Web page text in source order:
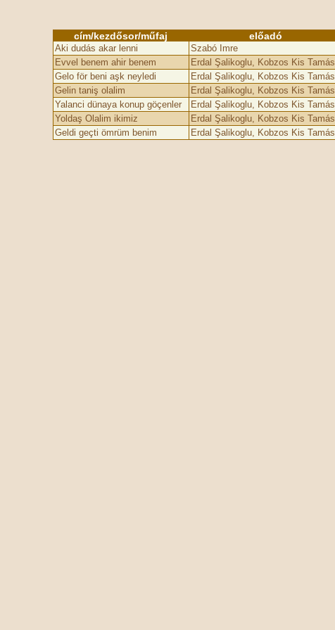
cím/kezdősor/műfaj előadó
Aki dudás akar lenni Szabó Imre
Evvel benem ahir benem
Erdal Şalikoglu, Kobzos Kis Tamás
Gelo för beni aşk neyledi
Erdal Şalikoglu, Kobzos Kis Tamás
Gelin taniş olalim
Erdal Şalikoglu, Kobzos Kis Tamás
Yalanci dünaya konup göçenler
Erdal Şalikoglu, Kobzos Kis Tamás
Yoldaş Olalim ikimiz
Erdal Şalikoglu, Kobzos Kis Tamás
Geldi geçti ömrüm benim
Erdal Şalikoglu, Kobzos Kis Tamás